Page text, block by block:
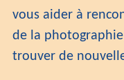
vous aider à
de la
trouver de